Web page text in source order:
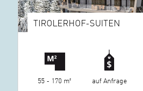
TIROLERHOF-SUITEN
55 - 170 m² auf Anfrage